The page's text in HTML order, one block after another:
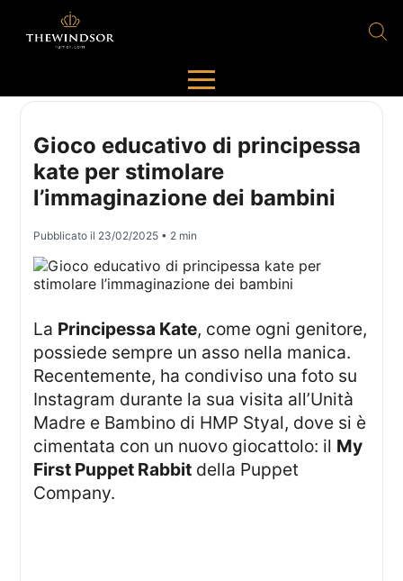
Gioco educativo di principessa
kate per stimolare
l’immaginazione dei bambini
Pubblicato il 23/02/2025 • 2 min
La Principessa Kate, come ogni genitore,
possiede sempre un asso nella manica.
Recentemente, ha condiviso una foto su
Instagram durante la sua visita all’Unità
Madre e Bambino di HMP Styal, dove si è
cimentata con un nuovo giocattolo: il My
First Puppet Rabbit della Puppet
Company.